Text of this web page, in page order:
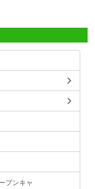
プンキャ